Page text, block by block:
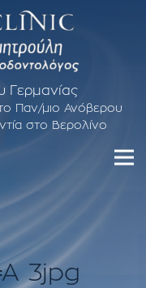
Γερμανίας
Παν/μιο Ανόβερου
στο Βερολίνο
3jpg